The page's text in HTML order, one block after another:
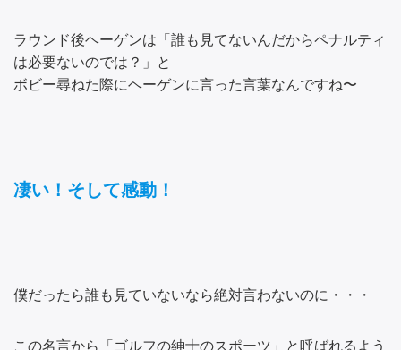
ラウンド後ヘーゲンは「誰も見てないんだからペナルティ
は必要ないのでは？」と
ボビー尋ねた際にヘーゲンに言った言葉なんですね〜
凄い！そして感動！
僕だったら誰も見ていないなら絶対言わないのに・・・
この名言から「ゴルフの紳士のスポーツ」と呼ばれるよう